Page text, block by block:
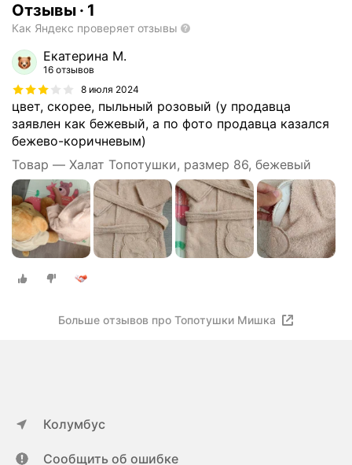
Отзывы · 1
Как Яндекс проверяет отзывы
Екатерина М.
16 отзывов
8 июля 2024
цвет, скорее, пыльный розовый (у продавца
заявлен как бежевый, а по фото продавца казался
бежево-коричневым)
Товар — Халат Топотушки, размер 86, бежевый
Больше отзывов про Топотушки Мишка
Колумбус
Сообщить об ошибке